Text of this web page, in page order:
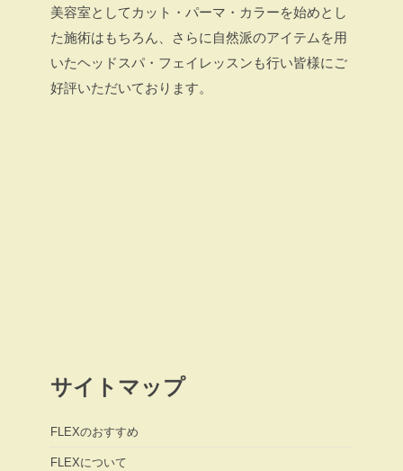
美容室としてカット・パーマ・カラーを始めとし
た施術はもちろん、さらに自然派のアイテムを用
いたヘッドスパ・フェイレッスンも行い皆様にご
好評いただいております。
サイトマップ
FLEXのおすすめ
FLEXについて